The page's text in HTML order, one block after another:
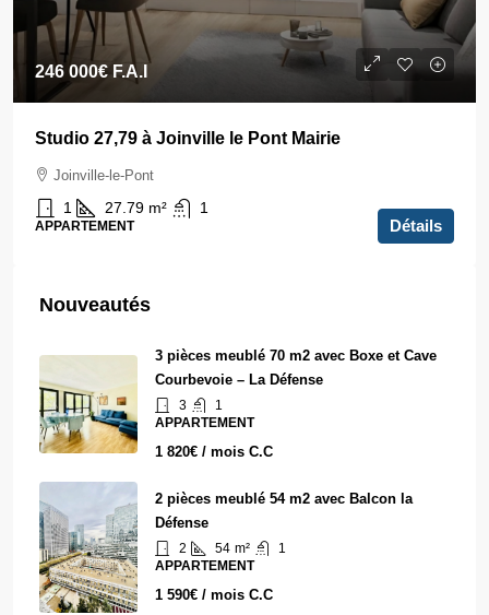
246 000€ F.A.I
Studio 27,79 à Joinville le Pont Mairie
Joinville-le-Pont
1 27.79 m² 1
APPARTEMENT Détails
Nouveautés
3 pièces meublé 70 m2 avec Boxe et Cave
Courbevoie – La Défense
3
1
APPARTEMENT
1 820€ / mois C.C
2 pièces meublé 54 m2 avec Balcon la
Défense
2 54 m²
1
APPARTEMENT
1 590€ / mois C.C